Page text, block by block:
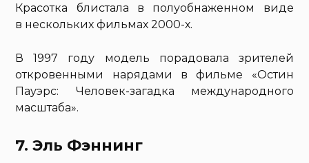
Красотка блистала в полуобнаженном виде
в нескольких фильмах 2000-х.
В 1997 году модель порадовала зрителей
откровенными нарядами в фильме «Остин
Пауэрс: Человек-загадка международного
масштаба».
7. Эль Фэннинг